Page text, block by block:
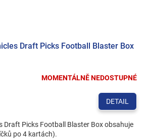
Draft Picks Football Blaster Box
MOMENTÁLNĚ NEDOSTUPNÉ
DETAIL
Draft Picks Football Blaster Box obsahuje
po 4 kartách).